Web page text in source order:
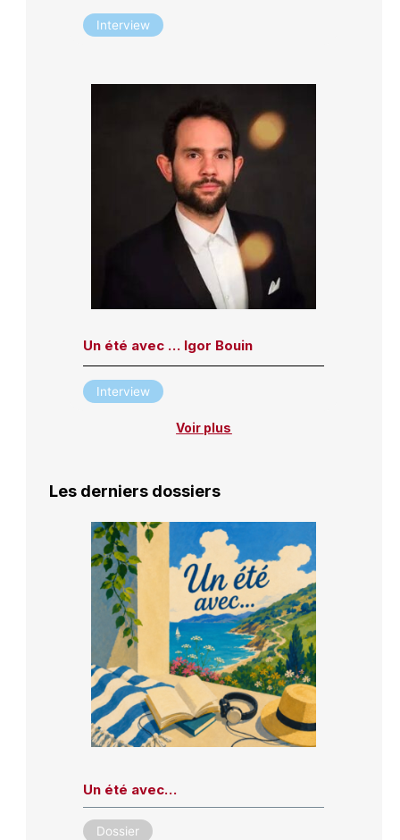
Interview
Un été avec … Igor Bouin
Interview
Voir plus
Les derniers dossiers
Un été avec…
Dossier